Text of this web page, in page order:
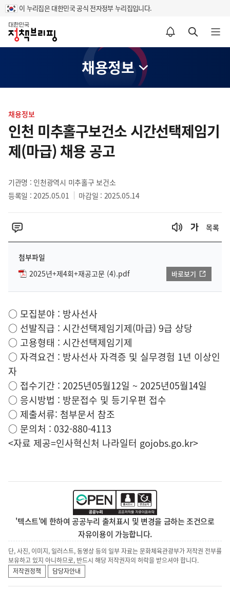
이 누리집은 대한민국 공식 전자정부 누리집입니다.
홈
알림설정 바로가기 검색 바로가기 메뉴 열기
채용정보
텐
츠
역
채용정보
인천 미추홀구보건소 시간선택제임기
제(마급) 채용 공고
기관명 : 인천광역시 미추홀구 보건소
등록일 : 2025.05.01
마감일 : 2025.05.14
목록
첨부파일
2025년+제4회+재공고문 (4).pdf
바로보기
○ 모집분야 : 방사선사
○ 선발직급 : 시간선택제임기제(마급) 9급 상당
○ 고용형태 : 시간선택제임기제
○ 자격요건 : 방사선사 자격증 및 실무경험 1년 이상인
자
○ 접수기간 : 2025년05월12일 ~ 2025년05월14일
○ 응시방법 : 방문접수 및 등기우편 접수
○ 제출서류: 첨부문서 참조
○ 문의처 : 032-880-4113
<자료 제공=인사혁신처 나라일터 gojobs.go.kr>
'텍스트'에 한하여 공공누리 출처표시 및 변경을 금하는 조건으로
자유이용이 가능합니다.
단, 사진, 이미지, 일러스트, 동영상 등의 일부 자료는 문화체육관광부가 저작권 전부를
보유하고 있지 아니하므로, 반드시 해당 저작권자의 허락을 받으셔야 합니다.
저작권정책
담당자안내